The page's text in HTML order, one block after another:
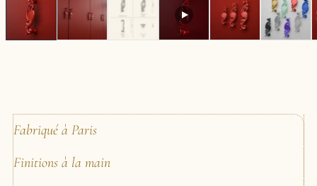
Fabriqué à Paris
Finitions à la main